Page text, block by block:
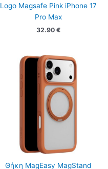
Logo Magsafe Pink iPhone 17
Pro Max
32.90 €
Θήκη MagEasy MagStand